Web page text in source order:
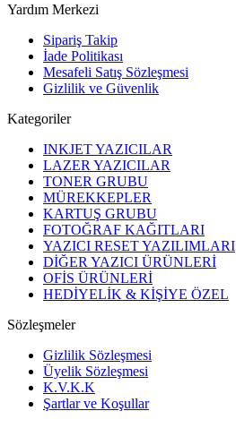
Yardım Merkezi
Sipariş Takip
İade Politikası
Mesafeli Satış Sözleşmesi
Gizlilik ve Güvenlik
Kategoriler
INKJET YAZICILAR
LAZER YAZICILAR
TONER GRUBU
MÜREKKEPLER
KARTUŞ GRUBU
FOTOĞRAF KAĞITLARI
YAZICI RESET YAZILIMLARI
DİĞER YAZICI ÜRÜNLERİ
OFİS ÜRÜNLERİ
HEDİYELİK & KİŞİYE ÖZEL
Sözleşmeler
Gizlilik Sözleşmesi
Üyelik Sözleşmesi
K.V.K.K
Şartlar ve Koşullar